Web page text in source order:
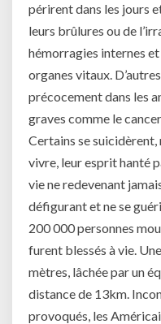
périrent dans les jours
leurs brûlures ou de
hémorragies internes
organes vitaux.
précocement dans les
graves comme le
Certains se
vivre, leur esprit hanté
vie ne redevenant
défigurant et ne se
200 000 personnes
furent blessés à vie.
mètres, lâchée par un
distance de 13km.
provoqués, les